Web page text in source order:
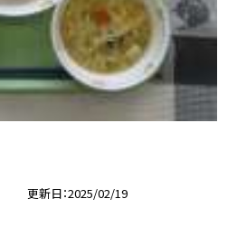
更新日 2025/02/19